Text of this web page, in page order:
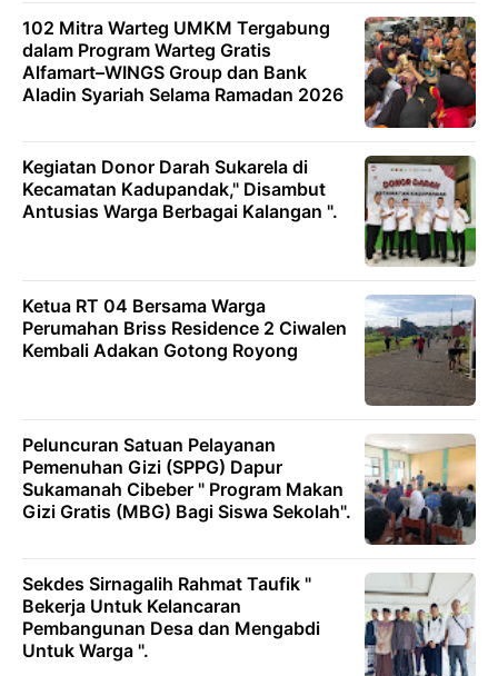
102 Mitra Warteg UMKM Tergabung
dalam Program Warteg Gratis
Alfamart–WINGS Group dan Bank
Aladin Syariah Selama Ramadan 2026
Kegiatan Donor Darah Sukarela di
Kecamatan Kadupandak," Disambut
Antusias Warga Berbagai Kalangan ".
Ketua RT 04 Bersama Warga
Perumahan Briss Residence 2 Ciwalen
Kembali Adakan Gotong Royong
Peluncuran Satuan Pelayanan
Pemenuhan Gizi (SPPG) Dapur
Sukamanah Cibeber " Program Makan
Gizi Gratis (MBG) Bagi Siswa Sekolah".
Sekdes Sirnagalih Rahmat Taufik "
Bekerja Untuk Kelancaran
Pembangunan Desa dan Mengabdi
Untuk Warga ".